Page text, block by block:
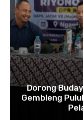
Dorong
Gembleng